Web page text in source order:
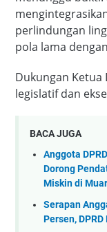
perlindungan
pola lama
Dukungan Ketua
legislatif dan
BACA JUGA
Anggota
Dorong
Miskin di
Serapan
Persen,